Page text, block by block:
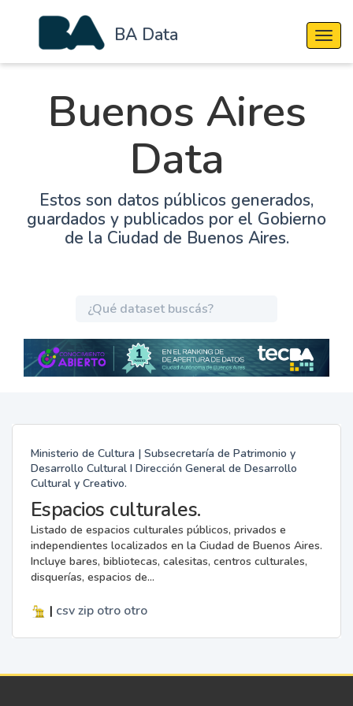
BA Data
Buenos Aires
Data
Estos son datos públicos generados,
guardados y publicados por el Gobierno
de la Ciudad de Buenos Aires.
Ministerio de Cultura | Subsecretaría de Patrimonio y
Desarrollo Cultural I Dirección General de Desarrollo
Cultural y Creativo.
Espacios culturales.
Listado de espacios culturales públicos, privados e
independientes localizados en la Ciudad de Buenos Aires.
Incluye bares, bibliotecas, calesitas, centros culturales,
disquerías, espacios de...
| csv zip otro otro